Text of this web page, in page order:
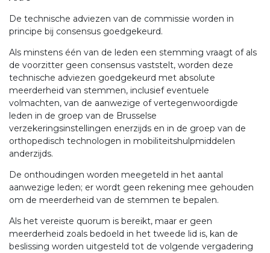
De technische adviezen van de commissie worden in
principe bij consensus goedgekeurd.
Als minstens één van de leden een stemming vraagt of als
de voorzitter geen consensus vaststelt, worden deze
technische adviezen goedgekeurd met absolute
meerderheid van stemmen, inclusief eventuele
volmachten, van de aanwezige of vertegenwoordigde
leden in de groep van de Brusselse
verzekeringsinstellingen enerzijds en in de groep van de
orthopedisch technologen in mobiliteitshulpmiddelen
anderzijds.
De onthoudingen worden meegeteld in het aantal
aanwezige leden; er wordt geen rekening mee gehouden
om de meerderheid van de stemmen te bepalen.
Als het vereiste quorum is bereikt, maar er geen
meerderheid zoals bedoeld in het tweede lid is, kan de
beslissing worden uitgesteld tot de volgende vergadering